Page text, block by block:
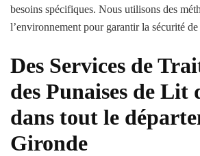
besoins spécifiques. Nous utilisons des
l’environnement pour garantir la sécurité
Des Services de
des Punaises de Lit
dans tout le
Gironde